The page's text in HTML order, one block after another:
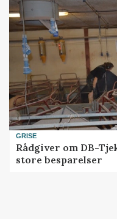
GRISE
Rådgiver om DB-
store besparelser